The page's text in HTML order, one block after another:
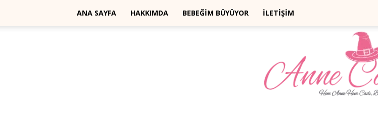
ANA SAYFA HAKKIMDA BEBEĞİM BÜYÜYOR İLETİŞİM